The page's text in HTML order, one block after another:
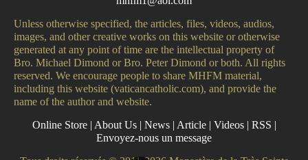
Unless otherwise specified, the articles, files, videos, audios,
images, and other creative works on this website or otherwise
generated at any point of time are the intellectual property of
Bro. Michael Dimond or Bro. Peter Dimond or both. All rights
reserved. We encourage people to share MHFM material,
including this website (vaticancatholic.com), and provide the
name of the author and website.
Online Store| About Us| News| Article| Videos| RSS |
Envoyez-nous un message